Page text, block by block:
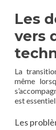
Les
vers
La
même
est
Les